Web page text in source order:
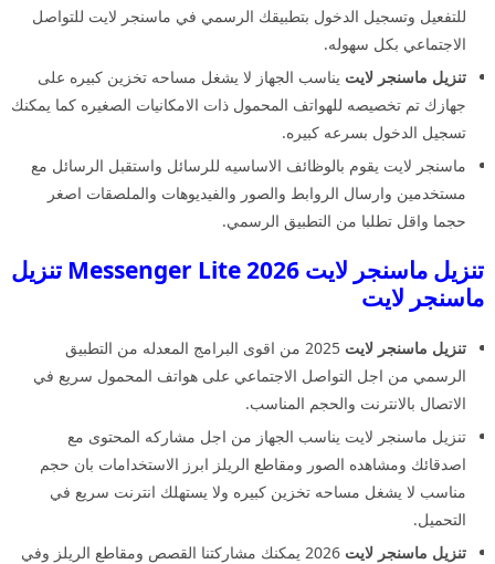
للتفعيل وتسجيل الدخول بتطبيقك الرسمي في ماسنجر لايت للتواصل
الاجتماعي بكل سهوله.
تنزيل ماسنجر لايت يناسب الجهاز لا يشغل مساحه تخزين كبيره على
جهازك تم تخصيصه للهواتف المحمول ذات الامكانيات الصغيره كما يمكنك
تسجيل الدخول بسرعه كبيره.
ماسنجر لايت يقوم بالوظائف الاساسيه للرسائل واستقبل الرسائل مع
مستخدمين وارسال الروابط والصور والفيديوهات والملصقات اصغر
حجما واقل تطلبا من التطبيق الرسمي.
تنزيل ماسنجر لايت 2026 Messenger Lite تنزيل
ماسنجر لايت
تنزيل ماسنجر لايت
2025 من اقوى البرامج المعدله من التطبيق
الرسمي من اجل التواصل الاجتماعي على هواتف المحمول سريع في
الاتصال بالانترنت والحجم المناسب.
تنزيل ماسنجر لايت يناسب الجهاز من اجل مشاركه المحتوى مع
اصدقائك ومشاهده الصور ومقاطع الريلز ابرز الاستخدامات بان حجم
مناسب لا يشغل مساحه تخزين كبيره ولا يستهلك انترنت سريع في
التحميل.
تنزيل ماسنجر لايت
2026 يمكنك مشاركتنا القصص ومقاطع الريلز وفي